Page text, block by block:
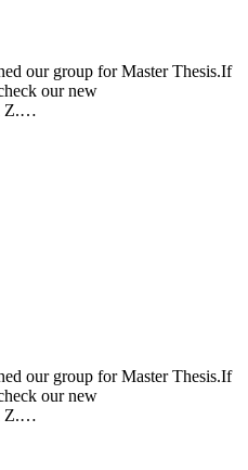
our group for Master Thesis.If
our new
Z.…
our group for Master Thesis.If
our new
Z.…